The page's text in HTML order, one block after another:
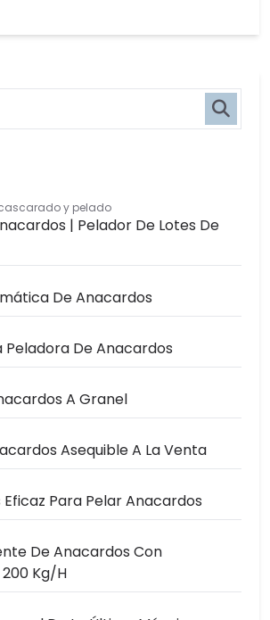
y pelado
| Pelador De Lotes De
De Anacardos
Peladora De Anacardos
A Granel
Asequible A La Venta
Eficaz Para Pelar Anacardos
De Anacardos Con
Kg/h